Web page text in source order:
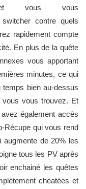
vous vous
contre quels
rapidement compte
En plus de la quête
vous apportant
minutes, ce qui
bien au-dessus
vous trouvez. Et
également accès
Récupe qui vous rend
augmente de 20% les
tous les PV après
enchainé les quêtes
cheatées et